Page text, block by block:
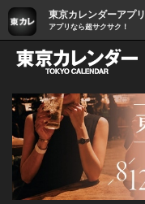
東京カレンダーアプリ
アプリなら超サクサク！